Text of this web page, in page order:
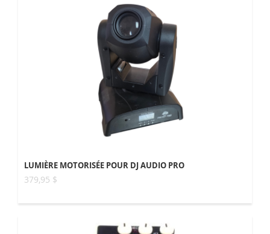
LUMIÈRE MOTORISÉE POUR DJ AUDIO PRO
379,95 $